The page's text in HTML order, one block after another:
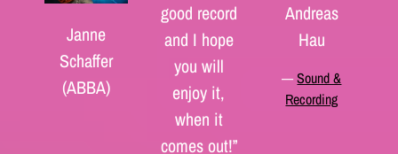
Janne
Schaffer
(ABBA)
good record
and I hope
you will
enjoy it,
when it
comes out!”
Andreas
Hau
—Sound &
Recording